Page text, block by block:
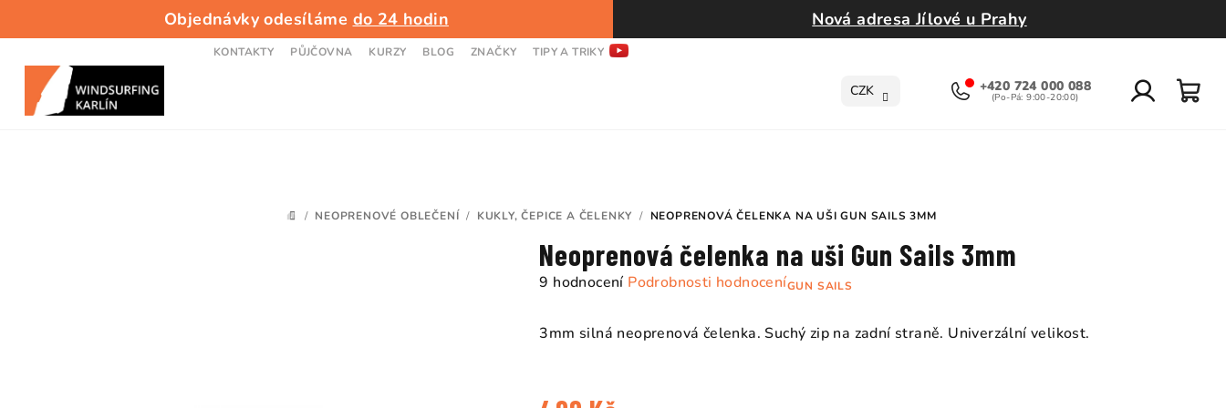
Objednávky odesíláme do 24 hodin Nová adresa Jílové u Prahy
KONTAKTY PŮJČOVNA KURZY BLOG ZNAČKY TIPY A TRIKY
CZK +420 724 000 088
DOMŮ
/ NEOPRENOVÉ OBLEČENÍ / KUKLY, ČEPICE A ČELENKY / NEOPRENOVÁ ČELENKA NA UŠI GUN SAILS 3MM
GUN SAILS
Neoprenová čelenka na uši Gun Sails 3mm
Průměrné
produktu
9 hodnocení Podrobnosti hodnocení
3mm silná neoprenová čelenka. Suchý zip na zadní straně. Univerzální velikost.